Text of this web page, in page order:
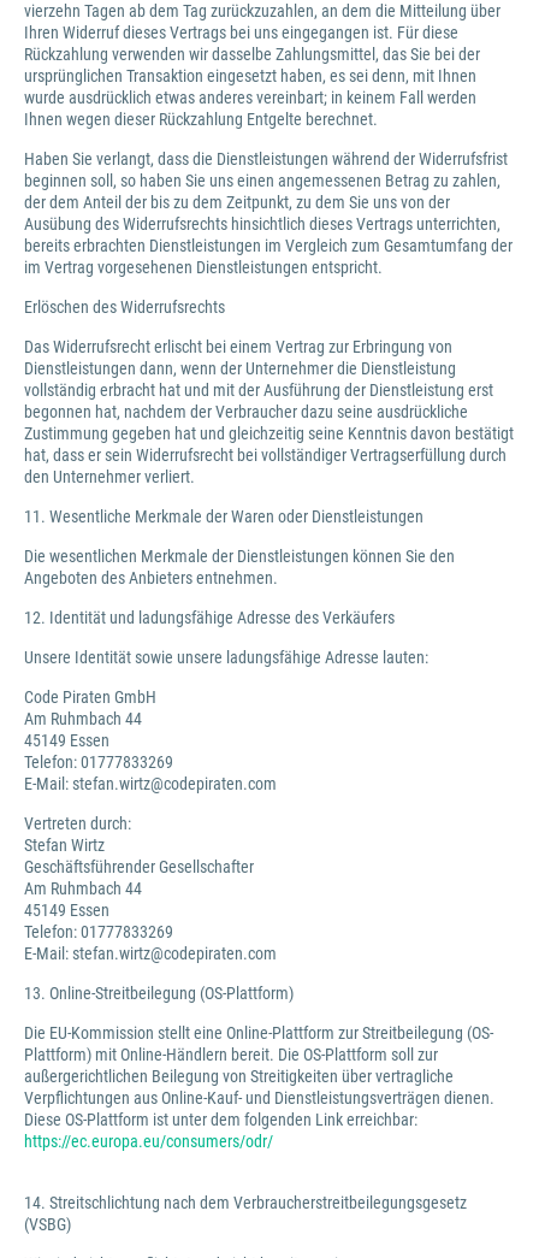
vierzehn Tagen ab dem Tag zurückzuzahlen, an dem die Mitteilung über
Ihren Widerruf dieses Vertrags bei uns eingegangen ist. Für diese
Rückzahlung verwenden wir dasselbe Zahlungsmittel, das Sie bei der
ursprünglichen Transaktion eingesetzt haben, es sei denn, mit Ihnen
wurde ausdrücklich etwas anderes vereinbart; in keinem Fall werden
Ihnen wegen dieser Rückzahlung Entgelte berechnet.
Haben Sie verlangt, dass die Dienstleistungen während der Widerrufsfrist
beginnen soll, so haben Sie uns einen angemessenen Betrag zu zahlen,
der dem Anteil der bis zu dem Zeitpunkt, zu dem Sie uns von der
Ausübung des Widerrufsrechts hinsichtlich dieses Vertrags unterrichten,
bereits erbrachten Dienstleistungen im Vergleich zum Gesamtumfang der
im Vertrag vorgesehenen Dienstleistungen entspricht.
Erlöschen des Widerrufsrechts
Das Widerrufsrecht erlischt bei einem Vertrag zur Erbringung von
Dienstleistungen dann, wenn der Unternehmer die Dienstleistung
vollständig erbracht hat und mit der Ausführung der Dienstleistung erst
begonnen hat, nachdem der Verbraucher dazu seine ausdrückliche
Zustimmung gegeben hat und gleichzeitig seine Kenntnis davon bestätigt
hat, dass er sein Widerrufsrecht bei vollständiger Vertragserfüllung durch
den Unternehmer verliert.
11. Wesentliche Merkmale der Waren oder Dienstleistungen
Die wesentlichen Merkmale der Dienstleistungen können Sie den
Angeboten des Anbieters entnehmen.
12. Identität und ladungsfähige Adresse des Verkäufers
Unsere Identität sowie unsere ladungsfähige Adresse lauten:
Code Piraten GmbH
Am Ruhmbach 44
45149 Essen
Telefon: 01777833269
E-Mail: stefan.wirtz@codepiraten.com
Vertreten durch:
Stefan Wirtz
Geschäftsführender Gesellschafter
Am Ruhmbach 44
45149 Essen
Telefon: 01777833269
E-Mail: stefan.wirtz@codepiraten.com
13. Online-Streitbeilegung (OS-Plattform)
Die EU-Kommission stellt eine Online-Plattform zur Streitbeilegung (OS-
Plattform) mit Online-Händlern bereit. Die OS-Plattform soll zur
außergerichtlichen Beilegung von Streitigkeiten über vertragliche
Verpflichtungen aus Online-Kauf- und Dienstleistungsverträgen dienen.
Diese OS-Plattform ist unter dem folgenden Link erreichbar:
https://ec.europa.eu/consumers/odr/
14. Streitschlichtung nach dem Verbraucherstreitbeilegungsgesetz
(VSBG)